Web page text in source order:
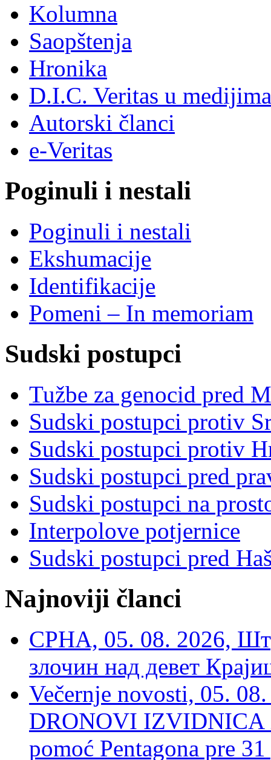
Kolumna
Saopštenja
Hronika
D.I.C. Veritas u medijima
Autorski članci
e-Veritas
Poginuli i nestali
Poginuli i nestali
Ekshumacije
Identifikacije
Pomeni – In memoriam
Sudski postupci
Tužbe za genocid pred
Sudski postupci protiv
Sudski postupci protiv
Sudski postupci pred
Sudski postupci na
Interpolove potjernice
Sudski postupci pred
Najnoviji članci
СРНА, 05. 08. 2026,
злочин над девет
Večernje novosti, 05.
DRONOVI IZVIDNICA
pomoć Pentagona pre